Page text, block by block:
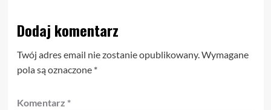
Dodaj komentarz
Twój adres email nie zostanie opublikowany. Wymagane
pola są oznaczone *
Komentarz *